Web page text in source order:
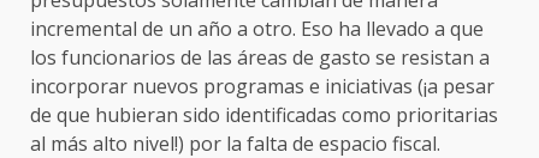
incremental de un año a otro. Eso ha llevado a que
los funcionarios de las áreas de gasto se resistan a
incorporar nuevos programas e iniciativas (¡a pesar
de que hubieran sido identificadas como prioritarias
al más alto nivel!) por la falta de espacio fiscal.